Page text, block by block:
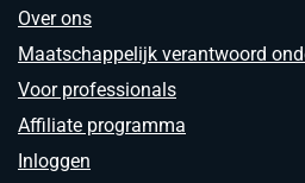
Over ons
Maatschappelijk verantwoord
Voor professionals
Affiliate programma
Inloggen